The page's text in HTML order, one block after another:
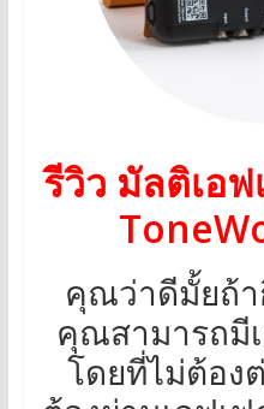
รีวิว มัลติเอ
คุณว่าดีมั้ยถ้า
คุณสามารถมี
โดยที่ไม่ต้อง